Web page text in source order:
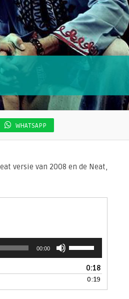
WHATSAPP
versie van 2008 en de Neat,
00:00
pijltoetsen
om
0:18
0:19